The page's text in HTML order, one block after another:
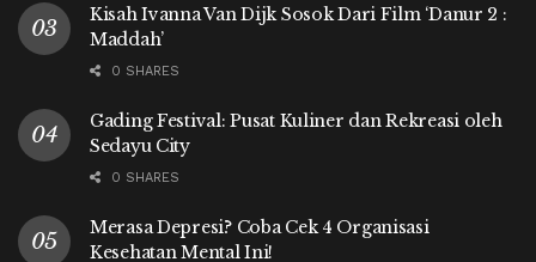
Kisah Ivanna Van Dijk Sosok Dari Film ‘Danur 2 :
Maddah’
0 SHARES
Gading Festival: Pusat Kuliner dan Rekreasi oleh
Sedayu City
0 SHARES
Merasa Depresi? Coba Cek 4 Organisasi
Kesehatan Mental Ini!